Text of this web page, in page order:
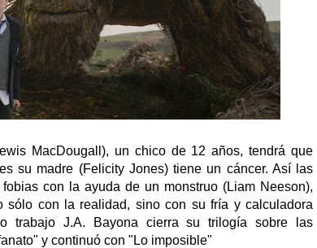
MacDougall), un chico de 12 años, tendrá que
su madre (Felicity Jones) tiene un cáncer. Así las
con la ayuda de un monstruo (Liam Neeson),
sólo con la realidad, sino con su fría y calculadora
trabajo J.A. Bayona cierra su trilogía sobre las
y continuó con "Lo imposible"